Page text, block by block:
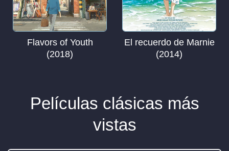
Flavors of Youth
(2018)
El recuerdo de Marnie
(2014)
Películas clásicas más
vistas